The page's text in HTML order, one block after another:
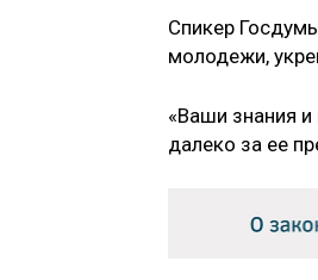
Спикер
молодежи,
«Ваши знания и
далеко за ее